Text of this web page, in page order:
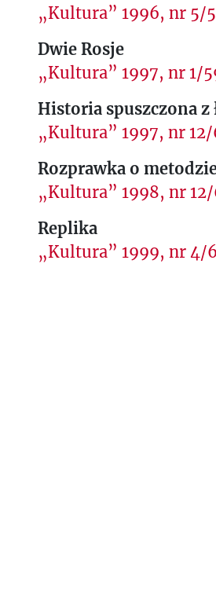
„Kultura” 1996, nr 5/
Dwie Rosje
„Kultura” 1997, nr 1/
Historia spuszczona z
„Kultura” 1997, nr
Rozprawka o
„Kultura” 1998, nr 12/
Replika
„Kultura” 1999, nr 4/